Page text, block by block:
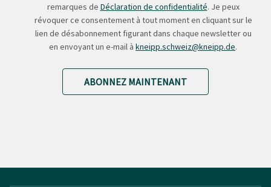
remarques de Déclaration de confidentialité. Je peux
révoquer ce consentement à tout moment en cliquant sur le
lien de désabonnement figurant dans chaque newsletter ou
en envoyant un e-mail à kneipp.schweiz@kneipp.de.
ABONNEZ MAINTENANT